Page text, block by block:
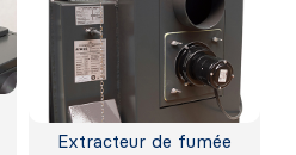
Extracteur de fumée